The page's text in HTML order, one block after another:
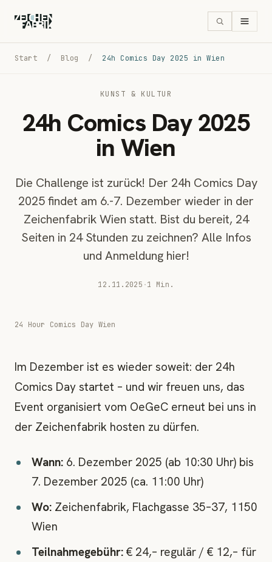
Start / Blog / 24h Comics Day 2025 in Wien
KUNST & KULTUR
24h Comics Day 2025
in Wien
Die Challenge ist zurück! Der 24h Comics Day
2025 findet am 6.-7. Dezember wieder in der
Zeichenfabrik Wien statt. Bist du bereit, 24
Seiten in 24 Stunden zu zeichnen? Alle Infos
und Anmeldung hier!
12.11.2025 ·1 Min.
24 Hour Comics Day Wien
Im Dezember ist es wieder soweit: der 24h
Comics Day startet – und wir freuen uns, das
Event organisiert vom OeGeC erneut bei uns in
der Zeichenfabrik hosten zu dürfen.
Wann: 6. Dezember 2025 (ab 10:30 Uhr) bis
7. Dezember 2025 (ca. 11:00 Uhr)
Wo: Zeichenfabrik, Flachgasse 35–37, 1150
Wien
Teilnahmegebühr: € 24,– regulär / € 12,– für